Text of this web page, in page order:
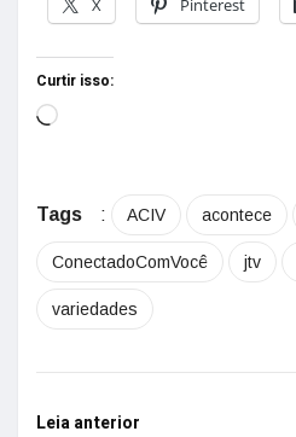
X Pinterest
Curtir isso:
Tags : ACIV acontece
ConectadoComVocê jtv
variedades
Leia anterior